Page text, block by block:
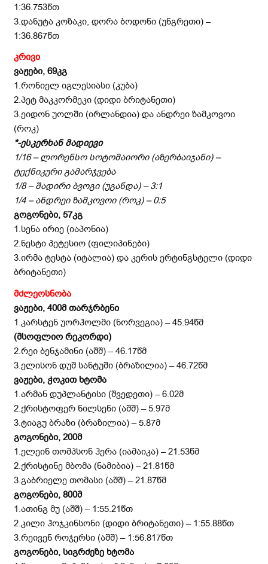
1:36.753წთ
3.დანუტა კოზაკი, დორა ბოდონი (უნგრეთი) –
1:36.867წთ
კრივი
ვაჟები, 69კგ
1.რონიელ იგლესიასი (კუბა)
2.პეტ მაკკორმეკი (დიდი ბრიტანეთი)
3.ეიდონ უოლში (ირლანდია) და ანდრეი ზამკოვოი
(როკ)
*-ესკერხან მადიევი
1/16 – ლორენსო სოტომაიორი (აზერბაიჯანი) –
ტექნიკური გამარჯვება
1/8 – შადირი ბვოგი (უგანდა) – 3:1
1/4 – ანდრეი ზამკოვოი (როკ) – 0:5
გოგონები, 57კგ
1.სენა ირიე (იაპონია)
2.ნესტი პეტესიო (ფილიპინები)
3.ირმა ტესტა (იტალია) და კერის ერტინგსტელი (დიდი
ბრიტანეთი)
მძლეოსნობა
ვაჟები, 400მ თარჯრბენი
1.კარსტენ უორჰოლმი (ნორვეგია) – 45.94წმ
(მსოფლიო რეკორდი)
2.რეი ბენჯამინი (აშშ) – 46.17წმ
3.ელისონ დუშ სანტუში (ბრაზილია) – 46.72წმ
ვაჟები, ჭოკით ხტომა
1.არმან დუპლანტისი (შვედეთი) – 6.02მ
2.ქრისტოფერ ნილსენი (აშშ) – 5.97მ
3.ტიაგუ ბრაზი (ბრაზილია) – 5.87მ
გოგონები, 200მ
1.ელეინ თომპსონ ჰერა (იამაიკა) – 21.53წმ
2.ქრისტინე მბომა (ნამიბია) – 21.81წმ
3.გაბრიელე თომასი (აშშ) – 21.87წმ
გოგონები, 800მ
1.ათინგ მუ (აშშ) – 1:55.21წთ
2.კილი ჰოჯკინსონი (დიდი ბრიტანეთი) – 1:55.88წთ
3.რეივენ როჯერსი (აშშ) – 1:56.817წთ
გოგონები, სიგრძეზე ხტომა